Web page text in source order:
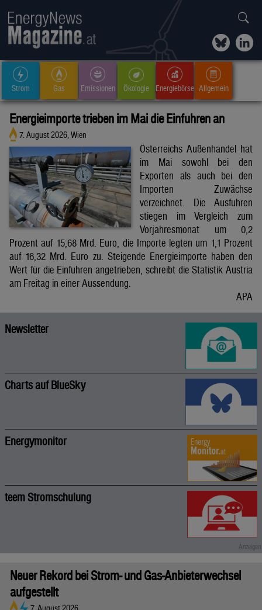
Strom Gas Emissionen Ökologie Energiebörse Allgemein
Energieimporte trieben im Mai die Einfuhren an
7. August 2026, Wien
Österreichs Außenhandel hat
im Mai sowohl bei den
Exporten als auch bei den
Importen Zuwächse
verzeichnet. Die Ausfuhren
stiegen im Vergleich zum
Vorjahresmonat um 0,2
Prozent auf 15,68 Mrd. Euro, die Importe legten um 1,1 Prozent
auf 16,32 Mrd. Euro zu. Steigende Energieimporte haben den
Wert für die Einfuhren angetrieben, schreibt die Statistik Austria
am Freitag in einer Aussendung.
APA
Newsletter
Charts auf BlueSky
Energymonitor
teem Stromschulung
Neuer Rekord bei Strom- und Gas-Anbieterwechsel
aufgestellt
7. August 2026